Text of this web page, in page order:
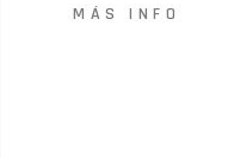
MÁS INFO